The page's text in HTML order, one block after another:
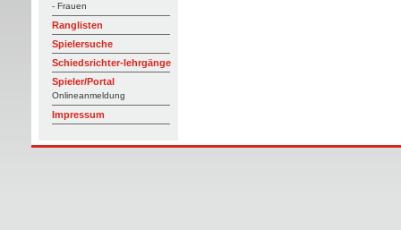
- Frauen
Ranglisten
Spielersuche
Schiedsrichter-lehrgänge
Spieler/Portal
Onlineanmeldung
Impressum